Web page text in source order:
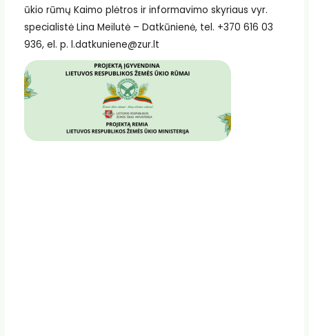
ūkio rūmų Kaimo plėtros ir informavimo skyriaus vyr.
specialistė Lina Meilutė – Datkūnienė, tel. +370 616 03
936, el. p. l.datkuniene@zur.lt